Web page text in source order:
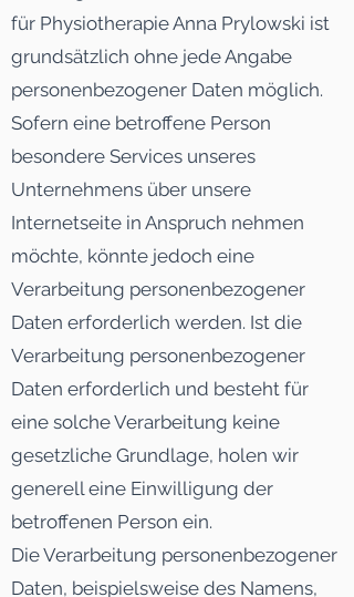
für Physiotherapie Anna Prylowski ist
grundsätzlich ohne jede Angabe
personenbezogener Daten möglich.
Sofern eine betroffene Person
besondere Services unseres
Unternehmens über unsere
Internetseite in Anspruch nehmen
möchte, könnte jedoch eine
Verarbeitung personenbezogener
Daten erforderlich werden. Ist die
Verarbeitung personenbezogener
Daten erforderlich und besteht für
eine solche Verarbeitung keine
gesetzliche Grundlage, holen wir
generell eine Einwilligung der
betroffenen Person ein.
Die Verarbeitung personenbezogener
Daten, beispielsweise des Namens,